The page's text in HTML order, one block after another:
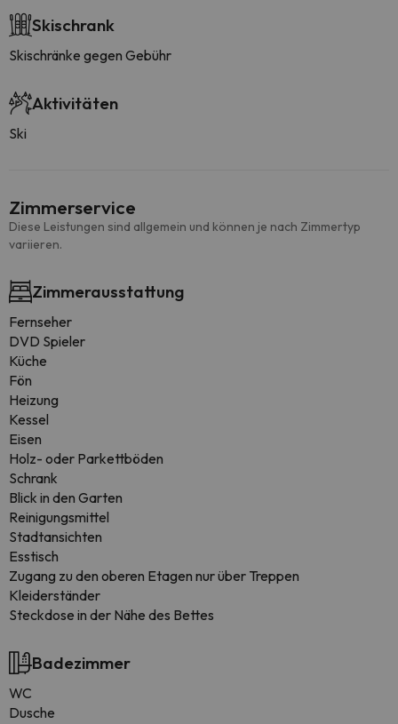
Skischrank
Skischränke gegen Gebühr
Aktivitäten
Ski
Zimmerservice
Diese Leistungen sind allgemein und können je nach Zimmertyp
variieren.
Zimmerausstattung
Fernseher
DVD Spieler
Küche
Fön
Heizung
Kessel
Eisen
Holz- oder Parkettböden
Schrank
Blick in den Garten
Reinigungsmittel
Stadtansichten
Esstisch
Zugang zu den oberen Etagen nur über Treppen
Kleiderständer
Steckdose in der Nähe des Bettes
Badezimmer
WC
Dusche